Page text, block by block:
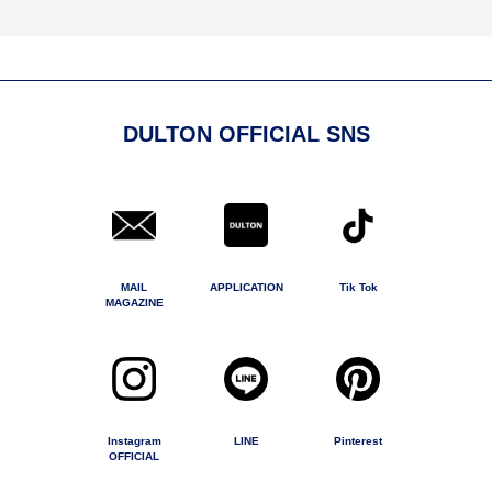
DULTON OFFICIAL SNS
MAIL
MAGAZINE
APPLICATION Tik Tok
Instagram
OFFICIAL
LINE Pinterest